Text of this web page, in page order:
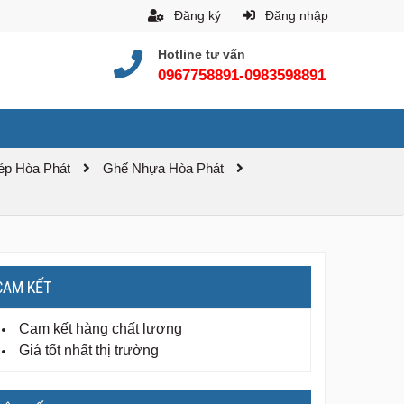
Đăng ký Đăng nhập
Hotline tư vấn
0967758891-0983598891
Hòa Phát
Ghế Nhựa Hòa Phát
KẾT
Cam kết hàng chất lượng
Giá tốt nhất thị trường